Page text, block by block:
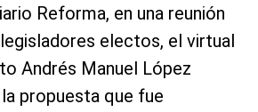
Reforma, en una reunión
electos, el virtual
Andrés Manuel López
propuesta que fue